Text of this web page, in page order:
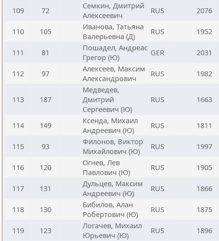
109 72
Семкин, Дмитрий
Алексеевич
RUS 2076
110 105
Иванова, Татьяна
Валерьевна (Д)
RUS 1952
111 81
Пошадел, Андреас
Грегор (Ю)
GER 2031
112 97
Алексеев, Максим
Александрович
RUS 1982
113 187
Медведев,
Дмитрий
Сергеевич (Ю)
RUS 1663
114 149
Ксенда, Михаил
Андреевич (Ю)
RUS 1811
115 93
Филонов, Виктор
Михайлович (Ю)
RUS 1997
116 120
Огнев, Лев
Павлович (Ю)
RUS 1905
117 131
Дульцев, Максим
Андреевич (Ю)
RUS 1866
118 130
Бибилов, Алан
Робертович (Ю)
RUS 1875
119 123
Логачев, Михаил
Юрьевич (Ю)
RUS 1896